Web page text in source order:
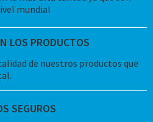
mundial
LOS PRODUCTOS
de nuestros productos que
SEGUROS